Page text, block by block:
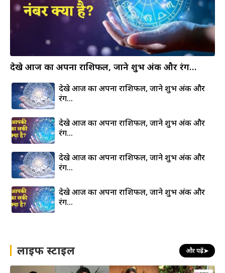
देखे आज का अपना राशिफल, जाने शुभ अंक और रंग…
देखे आज का अपना राशिफल, जाने शुभ अंक और
रंग…
देखे आज का अपना राशिफल, जाने शुभ अंक और
रंग…
देखे आज का अपना राशिफल, जाने शुभ अंक और
रंग…
देखे आज का अपना राशिफल, जाने शुभ अंक और
रंग…
लाइफ स्टाइल और पढ़ें➤